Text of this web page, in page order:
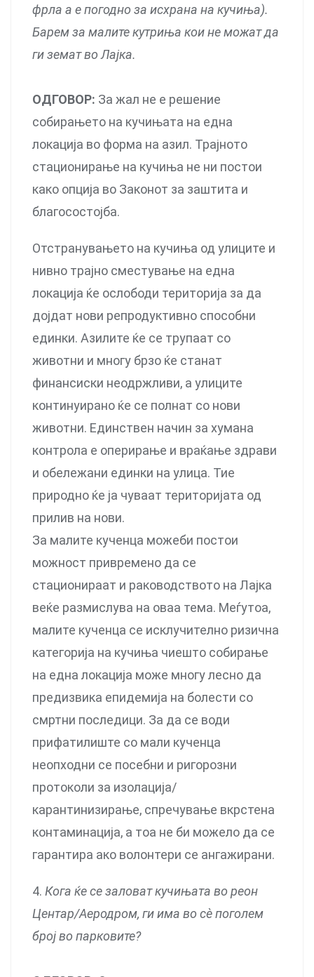
фрла а е погодно за исхрана на кучиња).
Барем за малите кутриња кои не можат да
ги земат во Лајка.
ОДГОВОР: За жал не е решение
собирањето на кучињата на една
локација во форма на азил. Трајното
стационирање на кучиња не ни постои
како опција во Законот за заштита и
благосостојба.
Отстранувањето на кучиња од улиците и
нивно трајно сместување на една
локација ќе ослободи територија за да
дојдат нови репродуктивно способни
единки. Азилите ќе се трупаат со
животни и многу брзо ќе станат
финансиски неодржливи, а улиците
континуирано ќе се полнат со нови
животни. Единствен начин за хумана
контрола е оперирање и враќање здрави
и обележани единки на улица. Тие
природно ќе ја чуваат територијата од
прилив на нови.
За малите кученца можеби постои
можност привремено да се
стационираат и раководството на Лајка
веќе размислува на оваа тема. Меѓутоа,
малите кученца се исклучително ризична
категорија на кучиња чиешто собирање
на една локација може многу лесно да
предизвика епидемија на болести со
смртни последици. За да се води
прифатилиште со мали кученца
неопходни се посебни и ригорозни
протоколи за изолација/
карантинизирање, спречување вкрстена
контаминација, а тоа не би можело да се
гарантира ако волонтери се ангажирани.
4. Кога ќе се заловат кучињата во реон
Центар/Аеродром, ги има во сè поголем
број во парковите?